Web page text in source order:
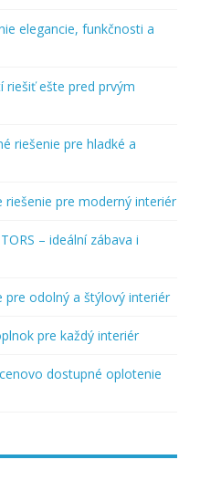
elegancie, funkčnosti a
riešiť ešte pred prvým
riešenie pre hladké a
riešenie pre moderný interiér
– ideální zábava i
pre odolný a štýlový interiér
pre každý interiér
dostupné oplotenie